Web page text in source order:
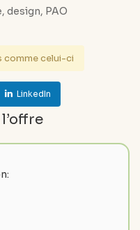
design, PAO
comme celui-ci
LinkedIn